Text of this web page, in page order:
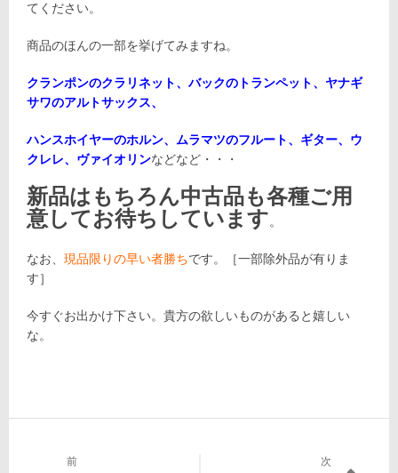
てください。
商品のほんの一部を挙げてみますね。
クランポンのクラリネット、バックのトランペット、ヤナギ
サワのアルトサックス、
ハンスホイヤーのホルン、ムラマツのフルート、ギター、ウ
クレレ、ヴァイオリンなどなど・・・
新品はもちろん中古品も各種ご用
意してお待ちしています。
なお、 現品限りの早い者勝ちです。［一部除外品が有りま
す］
今すぐお出かけ下さい。貴方の欲しいものがあると嬉しい
な。
前 次